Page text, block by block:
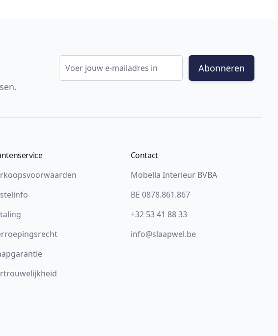
E-mail adres
Abonneren
Contact
Mobella Interieur BVBA
BE 0878.861.867
+32 53 41 88 33
info@slaapwel.be